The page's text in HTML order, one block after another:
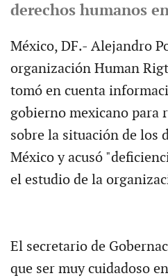
derechos humanos
México, DF.- Alejandro
organización Human
tomó en cuenta
gobierno mexicano para
sobre la situación de los
México y acusó
el estudio de la
El secretario de
que ser muy cuidadoso